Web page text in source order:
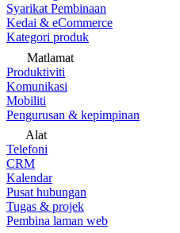
Syarikat Pembinaan
Kedai & eCommerce
Kategori produk
Matlamat
Produktiviti
Komunikasi
Mobiliti
Pengurusan & kepimpinan
Alat
Telefoni
CRM
Kalendar
Pusat hubungan
Tugas & projek
Pembina laman web